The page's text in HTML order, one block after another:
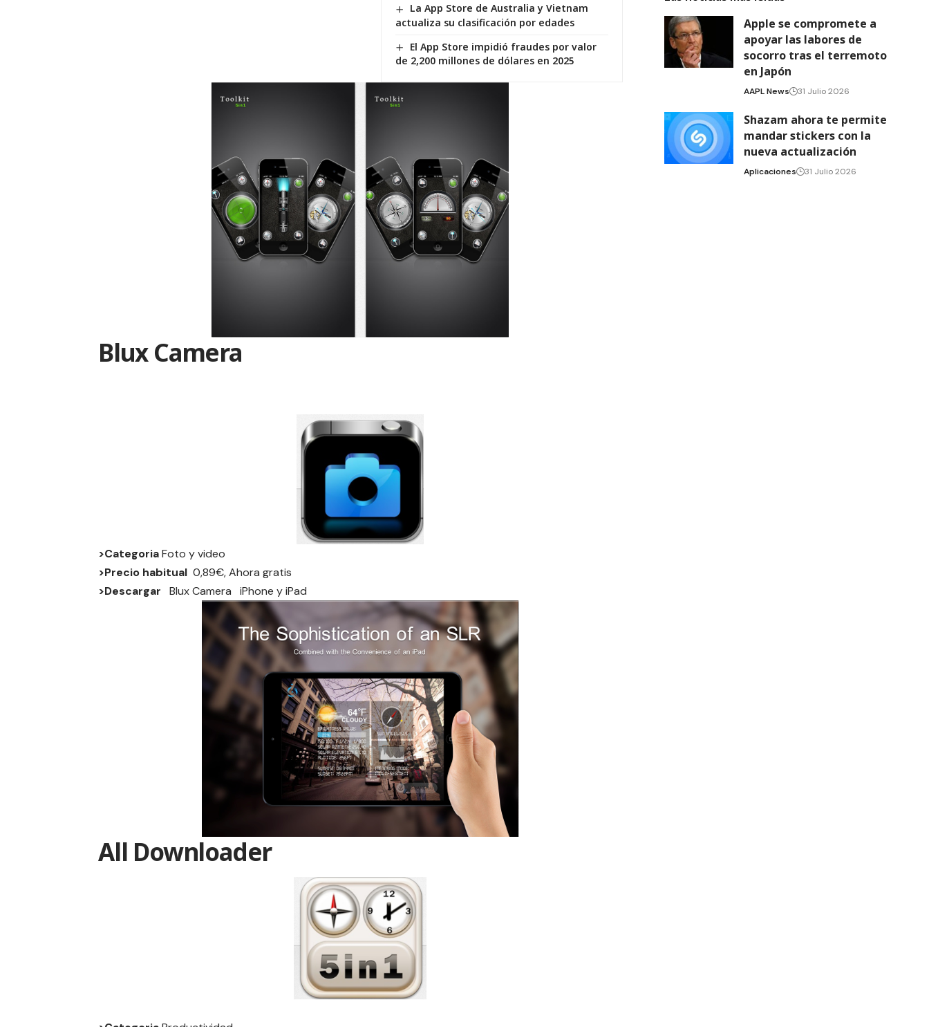
La App Store de Australia y Vietnam
actualiza su clasificación por edades
El App Store impidió fraudes por valor
de 2,200 millones de dólares en 2025
Blux Camera
>CategoriaFoto y video
>Precio habitual 0,89€, Ahora gratis
>Descargar
Blux Camera iPhone yiPad
All Downloader
Apple se compromete a
apoyar las labores de
socorro tras el terremoto
en Japón
AAPL News 31 Julio 2026
Shazam ahora te permite
mandar stickers con la
nueva actualización
Aplicaciones 31 Julio 2026